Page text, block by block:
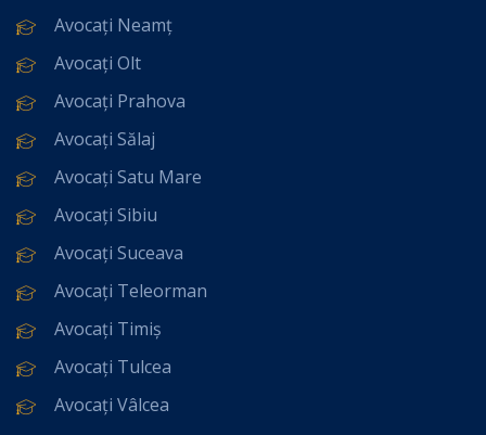
Avocați Neamț
Avocați Olt
Avocați Prahova
Avocați Sălaj
Avocați Satu Mare
Avocați Sibiu
Avocați Suceava
Avocați Teleorman
Avocați Timiș
Avocați Tulcea
Avocați Vâlcea